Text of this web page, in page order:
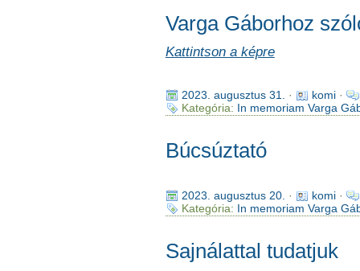
Varga Gáborhoz
Kattintson a képre
2023. augusztus 31. · komi·
Kategória: In memoriam Varga
Búcsúztató
2023. augusztus 20. · komi·
Kategória: In memoriam Varga
Sajnálattal tudatjuk